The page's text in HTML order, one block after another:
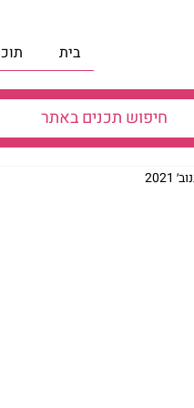
בית